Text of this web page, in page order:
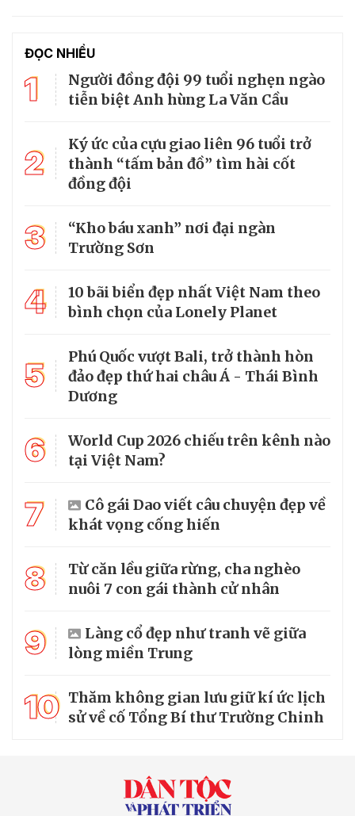
ĐỌC NHIỀU
1
Người đồng đội 99 tuổi nghẹn ngào
tiễn biệt Anh hùng La Văn Cầu
2
Ký ức của cựu giao liên 96 tuổi trở
thành “tấm bản đồ” tìm hài cốt
đồng đội
3
“Kho báu xanh” nơi đại ngàn
Trường Sơn
4
10 bãi biển đẹp nhất Việt Nam theo
bình chọn của Lonely Planet
5
Phú Quốc vượt Bali, trở thành hòn
đảo đẹp thứ hai châu Á - Thái Bình
Dương
6
World Cup 2026 chiếu trên kênh nào
tại Việt Nam?
7
Cô gái Dao viết câu chuyện đẹp về
khát vọng cống hiến
8
Từ căn lều giữa rừng, cha nghèo
nuôi 7 con gái thành cử nhân
9
Làng cổ đẹp như tranh vẽ giữa
lòng miền Trung
10 Thăm không gian lưu giữ kí ức lịch
sử về cố Tổng Bí thư Trường Chinh